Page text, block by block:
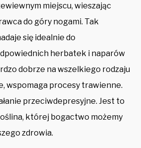
miejscu, wieszając
do góry nogami. Tak
się idealnie do
herbatek i naparów
dobrze na wszelkiego rodzaju
wspomaga procesy trawienne.
przeciwdepresyjne. Jest to
której bogactwo możemy
zdrowia.